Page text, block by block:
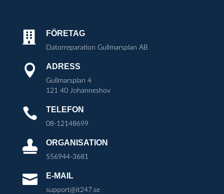
 FÖRETAG
Datorreparation Gullmarsplan AB
 ADRESS
Gullmarsplan 4
121 40 Johanneshov
 TELEFON
08-12148699
 ORGANISATION
556944-3681
 E-MAIL
support@it247.se